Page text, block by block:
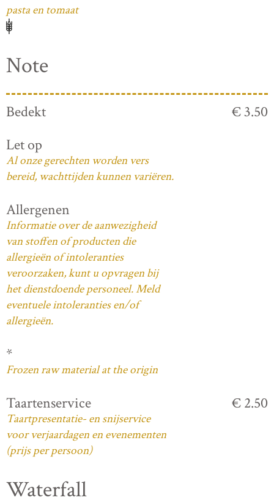
pasta en tomaat
Note
Bedekt
€ 3.50
Let op
Al onze gerechten worden vers
bereid, wachttijden kunnen variëren.
Allergenen
Informatie over de aanwezigheid
van stoffen of producten die
allergieën of intoleranties
veroorzaken, kunt u opvragen bij
het dienstdoende personeel. Meld
eventuele intoleranties en/of
allergieën.
*
Frozen raw material at the origin
Taartenservice
Taartpresentatie- en snijservice
voor verjaardagen en evenementen
(prijs per persoon)
€ 2.50
Waterfall